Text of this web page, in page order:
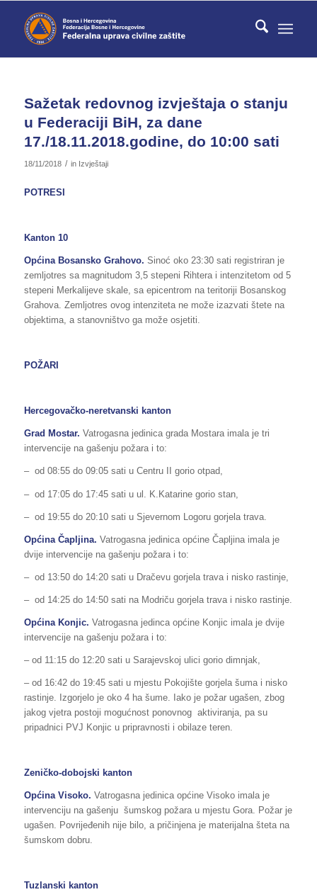
Sažetak redovnog izvještaja o stanju
u Federaciji BiH, za dane
17./18.11.2018.godine, do 10:00 sati
18/11/2018 / in Izvještaji
POTRESI
Kanton 10
Općina Bosansko Grahovo. Sinoć oko 23:30 sati registriran je
zemljotres sa magnitudom 3,5 stepeni Rihtera i intenzitetom od 5
stepeni Merkalijeve skale, sa epicentrom na teritoriji Bosanskog
Grahova. Zemljotres ovog intenziteta ne može izazvati štete na
objektima, a stanovništvo ga može osjetiti.
POŽARI
Hercegovačko-neretvanski kanton
Grad Mostar. Vatrogasna jedinica grada Mostara imala je tri
intervencije na gašenju požara i to:
– od 08:55 do 09:05 sati u Centru II gorio otpad,
– od 17:05 do 17:45 sati u ul. K.Katarine gorio stan,
– od 19:55 do 20:10 sati u Sjevernom Logoru gorjela trava.
Općina Čapljina. Vatrogasna jedinica općine Čapljina imala je
dvije intervencije na gašenju požara i to:
– od 13:50 do 14:20 sati u Dračevu gorjela trava i nisko rastinje,
– od 14:25 do 14:50 sati na Modriču gorjela trava i nisko rastinje.
Općina Konjic. Vatrogasna jedinca općine Konjic imala je dvije
intervencije na gašenju požara i to:
– od 11:15 do 12:20 sati u Sarajevskoj ulici gorio dimnjak,
– od 16:42 do 19:45 sati u mjestu Pokojište gorjela šuma i nisko
rastinje. Izgorjelo je oko 4 ha šume. Iako je požar ugašen, zbog
jakog vjetra postoji mogućnost ponovnog aktiviranja, pa su
pripadnici PVJ Konjic u pripravnosti i obilaze teren.
Zeničko-dobojski kanton
Općina Visoko. Vatrogasna jedinica općine Visoko imala je
intervenciju na gašenju šumskog požara u mjestu Gora. Požar je
ugašen. Povrijeđenih nije bilo, a pričinjena je materijalna šteta na
šumskom dobru.
Tuzlanski kanton